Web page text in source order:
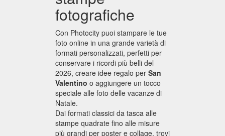
fotografiche
Con Photocity puoi stampare le tue
foto online in una grande varietà di
formati personalizzati, perfetti per
conservare i ricordi più belli del
2026, creare idee regalo per San
Valentino o aggiungere un tocco
speciale alle foto delle vacanze di
Natale.
Dai formati classici da tasca alle
stampe quadrate fino alle misure
più grandi per poster e collage, trovi